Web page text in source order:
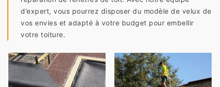
d’expert, vous pourrez disposer du modèle de velux de
vos envies et adapté à votre budget pour embellir
votre toiture.